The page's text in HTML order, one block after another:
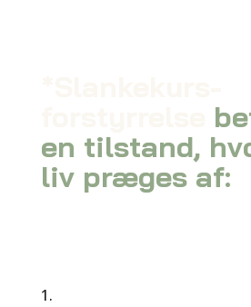
en tilstand,
liv præges af:
1.